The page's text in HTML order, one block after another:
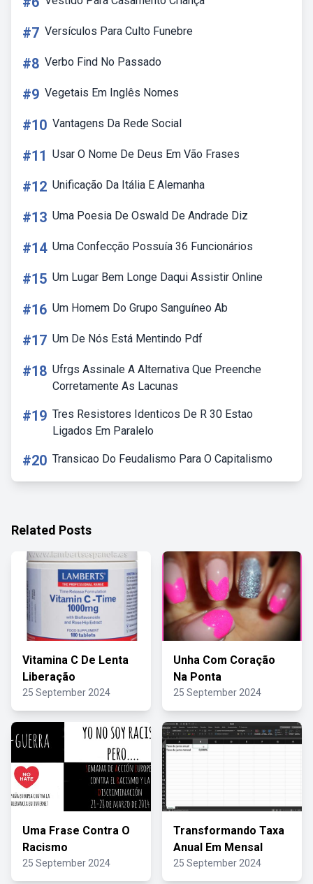
#7 Versículos Para Culto Funebre
#8 Verbo Find No Passado
#9 Vegetais Em Inglês Nomes
#10 Vantagens Da Rede Social
#11 Usar O Nome De Deus Em Vão Frases
#12 Unificação Da Itália E Alemanha
#13 Uma Poesia De Oswald De Andrade Diz
#14 Uma Confecção Possuía 36 Funcionários
#15 Um Lugar Bem Longe Daqui Assistir Online
#16 Um Homem Do Grupo Sanguíneo Ab
#17 Um De Nós Está Mentindo Pdf
#18 Ufrgs Assinale A Alternativa Que Preenche
Corretamente As Lacunas
#19 Tres Resistores Identicos De R 30 Estao
Ligados Em Paralelo
#20 Transicao Do Feudalismo Para O Capitalismo
Related Posts
Vitamina C De Lenta
Liberação
25 September 2024
Unha Com Coração
Na Ponta
25 September 2024
Uma Frase Contra O
Racismo
25 September 2024
Transformando Taxa
Anual Em Mensal
25 September 2024